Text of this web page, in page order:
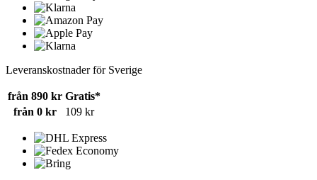
Leveranskostnader för Sverige
från 890 kr Gratis*
från 0 kr
109 kr